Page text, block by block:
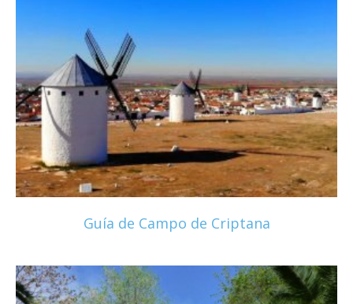
Guía de Campo de Criptana